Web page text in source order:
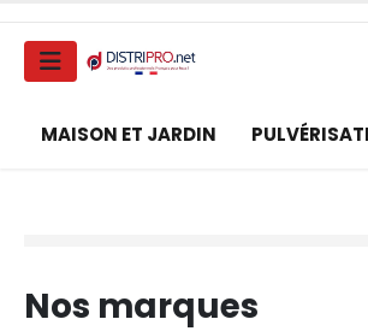
MAISON ET JARDIN
Nos marques